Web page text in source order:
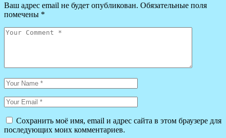
Ваш адрес email не будет опубликован. Обязательные поля
помечены *
Сохранить моё имя, email и адрес сайта в этом браузере для
последующих моих комментариев.